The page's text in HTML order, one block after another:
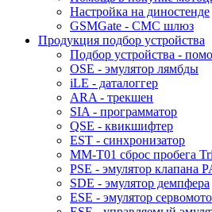
Настройка на диностенде
GSMGate - СМС шлюз
Продукция подбор устройства
Подбор устройства -
OSE - эмулятор лямбды
iLE - даталоггер
ARA - трекшен
SIA - программатор
QSE - квикшифтер
EST - синхронизатор
MM-T01 сброс пробега
PSE - эмулятор клапана
SDE - эмулятор демпфера
ESE - эмулятор